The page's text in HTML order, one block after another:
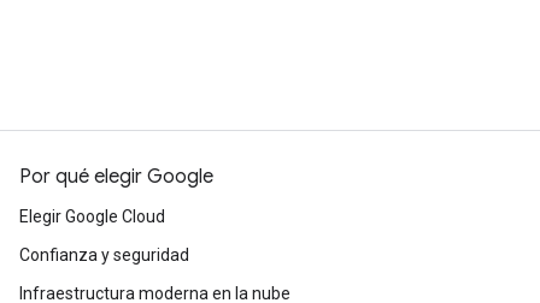
Por qué elegir Google
Elegir Google Cloud
Confianza y seguridad
Infraestructura moderna en la nube